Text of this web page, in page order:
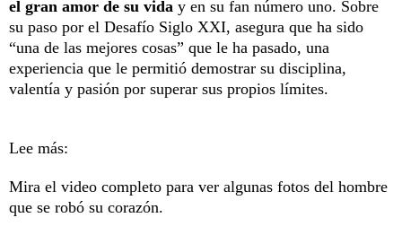
el gran amor de su vida y en su fan número uno. Sobre
su paso por el Desafío Siglo XXI, asegura que ha sido
“una de las mejores cosas” que le ha pasado, una
experiencia que le permitió demostrar su disciplina,
valentía y pasión por superar sus propios límites.
Lee más:
Mira el video completo para ver algunas fotos del hombre
que se robó su corazón.